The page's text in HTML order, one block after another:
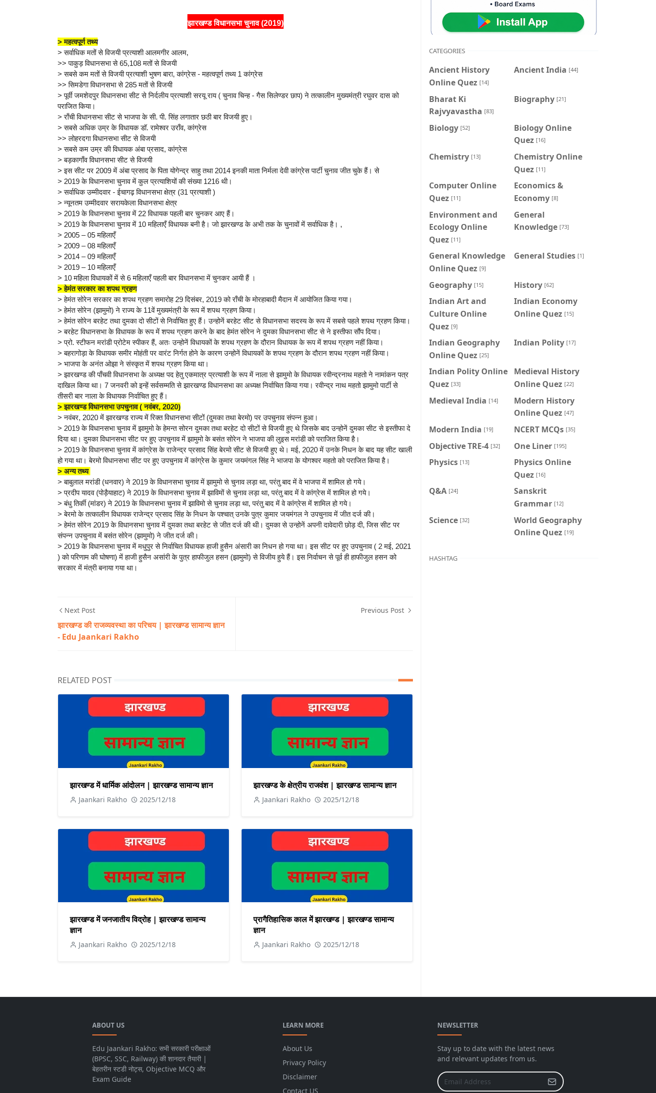
झारखण्ड विधानसभा चुनाव (2019)
> महत्वपूर्ण तथ्य
> सर्वाधिक मतों से विजयी प्रत्याशी आलमगीर आलम,
>> पाकुड़ विधानसभा से 65,108 मतों से विजयी
> सबसे कम मतों से विजयी प्रत्याशी भुषण बारा, कांग्रेस - महत्वपूर्ण तथ्य 1 कांग्रेस
>> सिमडेगा विधानसभा से 285 मतों से विजयी
> पूर्वी जमशेदपुर विधानसभा सीट से निर्दलीय प्रत्याशी सरयू राय ( चुनाव चिन्ह - गैस सिलेण्डर छाप) ने तत्कालीन मुख्यमंत्री रघुवर दास को
पराजित किया।
> राँची विधानसभा सीट से भाजपा के सी. पी. सिंह लगातार छठी बार विजयी हुए।
> सबसे अधिक उम्र के विधायक डॉ. रामेश्वर उराँव, कांग्रेस
>> लोहरदगा विधानसभा सीट से विजयी
> सबसे कम उम्र की विधायक अंबा प्रसाद, कांग्रेस
> बड़कागाँव विधानसभा सीट से विजयी
> इस सीट पर 2009 में अंबा प्रसाद के पिता योगेन्द्र साहु तथा 2014 इनकी माता निर्मला देवी कांग्रेस पार्टी चुनाव जीत चुके हैं। से
> 2019 के विधानसभा चुनाव में कुल प्रत्याशियों की संख्या 1216 थी।
> सर्वाधिक उम्मीदवार - ईचागढ़ विधानसभा क्षेत्र (31 प्रत्याशी )
> न्यूनतम उम्मीदवार सरायकेला विधानसभा क्षेत्र
> 2019 के विधानसभा चुनाव में 22 विधायक पहली बार चुनकर आए हैं।
> 2019 के विधानसभा चुनाव में 10 महिलाएँ विधायक बनी है। जो झारखण्ड के अभी तक के चुनावों में सर्वाधिक है। ,
> 2005 – 05 महिलाएँ
> 2009 – 08 महिलाएँ
> 2014 – 09 महिलाएँ
> 2019 – 10 महिलाएँ
> 10 महिला विधायकों में से 6 महिलाएँ पहली बार विधानसभा में चुनकर आयी हैं ।
> हेमंत सरकार का शपथ ग्रहण
> हेमंत सोरेन सरकार का शपथ ग्रहण समारोह 29 दिसंबर, 2019 को राँची के मोरहाबादी मैदान में आयोजित किया गया।
> हेमंत सोरेन (झामुमो) ने राज्य के 11वें मुख्यमंत्री के रूप में शपथ ग्रहण किया।
> हेमंत सोरेन बरहेट तथा दुमका दो सीटों से निर्वाचित हुए हैं। उन्होनें बरहेट सीट से विधानसभा सदस्य के रूप में सबसे पहले शपथ ग्रहण किया।
> बरहेट विधानसभा के विधायक के रूप में शपथ ग्रहण करने के बाद हेमंत सोरेन ने दुमका विधानसभा सीट से ने इस्तीफा सौंप दिया।
> प्रो. स्टीफन मरांडी प्रोटेम स्पीकर हैं, अतः उन्होनें विधायकों के शपथ ग्रहण के दौरान विधायक के रूप में शपथ ग्रहण नहीं किया।
> बहरागोड़ा के विधायक समीर मोहंती पर वारंट निर्गत होने के कारण उन्होनें विधायकों के शपथ ग्रहण के दौरान शपथ ग्रहण नहीं किया।
> भाजपा के अनंत ओझा ने संस्कृत में शपथ ग्रहण किया था।
> झारखण्ड की पाँचवी विधानसभा के अध्यक्ष पद हेतु एकमात्र प्रत्याशी के रूप में नाला से झामुमो के विधायक रवीन्द्रनाथ महतो ने नामांकन पत्र
दाखिल किया था। 7 जनवरी को इन्हें सर्वसम्मति से झारखण्ड विधानसभा का अध्यक्ष निर्वाचित किया गया। रवीन्द्र नाथ महतो झामुमो पार्टी से
तीसरी बार नाला के विधायक निर्वाचित हुए हैं।
> झारखण्ड विधानसभा उपचुनाव ( नवंबर, 2020)
> नवंबर, 2020 में झारखण्ड राज्य में रिक्त विधानसभा सीटों (दुमका तथा बेरमो) पर उपचुनाव संपन्न हुआ।
> 2019 के विधानसभा चुनाव में झामुमो के हेमन्त सोरन दुमका तथा बरहेट दो सीटों से विजयी हुए थे जिसके बाद उन्होनें दुमका सीट से इस्तीफा दे
दिया था। दुमका विधानसभा सीट पर हुए उपचुनाव में झामुमो के बसंत सोरेन ने भाजपा की लुइस मरांडी को पराजित किया है।
> 2019 के विधानसभा चुनाव में कांग्रेस के राजेन्द्र प्रसाद सिंह बेरमो सीट से विजयी हुए थे। मई, 2020 में उनके निधन के बाद यह सीट खाली
हो गया था। बेरमो विधानसभा सीट पर हुए उपचुनाव में कांग्रेस के कुमार जयमंगल सिंह ने भाजपा के योगश्वर महतो को पराजित किया है।
> अन्य तथ्य
> बाबुलाल मरांडी (धनवार) ने 2019 के विधानसभा चुनाव में झामुमो से चुनाव लड़ा था, परंतु बाद में वे भाजपा में शामिल हो गये।
> प्रदीप यादव (पोड़ैयाहाट) ने 2019 के विधानसभा चुनाव में झाविमों से चुनाव लड़ा था, परंतु बाद में वे कांग्रेस में शामिल हो गये।
> बंधु तिर्की (मांडर) ने 2019 के विधानसभा चुनाव में झाविमो से चुनाव लड़ा था, परंतु बाद में वे कांग्रेस में शामिल हो गये।
> बेरमो के तत्कालीन विधायक राजेन्द्र प्रसाद सिंह के निधन के पश्चात् उनके पुत्र कुमार जयमंगल ने उपचुनाव में जीत दर्ज की।
> हेमंत सोरेन 2019 के विधानसभा चुनाव में दुमका तथा बरहेट से जीत दर्ज की थी। दुमका से उन्होनें अपनी दावेदारी छोड़ दी, जिस सीट पर
संपन्न उपचुनाव में बसंत सोरेन (झामुमो) ने जीत दर्ज की।
> 2019 के विधानसभा चुनाव में मधुपुर से निर्वाचित विधायक हाजी हुसैन अंसारी का निधन हो गया था। इस सीट पर हुए उपचुनाव ( 2 मई, 2021
) को परिणाम की घोषणा) में हाजी हुसैन असांरी के पुत्र हाफीजुल हसन (झामुमो) से विजीय हुये हैं। इस निर्वाचन से पूर्व ही हाफीजुल हसन को
सरकार में मंत्री बनाया गया था।
Next Post
झारखण्ड की राजव्यवस्था का परिचय | झारखण्ड सामान्य ज्ञान
- Edu Jaankari Rakho
Previous Post
RELATED POST
झारखण्ड में धार्मिक आंदोलन | झारखण्ड सामान्य ज्ञान
Jaankari Rakho 2025/12/18
झारखण्ड के क्षेत्रीय राजवंश | झारखण्ड सामान्य ज्ञान
Jaankari Rakho 2025/12/18
झारखण्ड में जनजातीय विद्रोह | झारखण्ड सामान्य
ज्ञान
Jaankari Rakho 2025/12/18
प्रागैतिहासिक काल में झारखण्ड | झारखण्ड सामान्य
ज्ञान
Jaankari Rakho 2025/12/18
CATEGORIES
Ancient History
Online Quez [14]
Ancient India [44]
Bharat Ki
Rajvyavastha [83]
Biography [21]
Biology [52]
Biology Online
Quez [16]
Chemistry [13]
Chemistry Online
Quez [11]
Computer Online
Quez [11]
Economics &
Economy [8]
Environment and
Ecology Online
Quez [11]
General
Knowledge [73]
General Knowledge
Online Quez [9]
General Studies [1]
Geography [15] History [62]
Indian Art and
Culture Online
Quez [9]
Indian Economy
Online Quez [15]
Indian Geography
Online Quez [25]
Indian Polity [17]
Indian Polity Online
Quez [33]
Medieval History
Online Quez [22]
Medieval India [14]
Modern History
Online Quez [47]
Modern India [19] NCERT MCQs [35]
Objective TRE-4 [32] One Liner [195]
Physics [13]
Physics Online
Quez [16]
Q&A [24]
Sanskrit
Grammar [12]
Science [32]
World Geography
Online Quez [19]
HASHTAG
ABOUT US
Edu Jaankari Rakho: सभी सरकारी परीक्षाओं
(BPSC, SSC, Railway) की शानदार तैयारी |
बेहतरीन स्टडी नोट्स, Objective MCQ और
Exam Guide
LEARN MORE
About Us
Privacy Policy
Disclaimer
Contact US
NEWSLETTER
Stay up to date with the latest news
and relevant updates from us.